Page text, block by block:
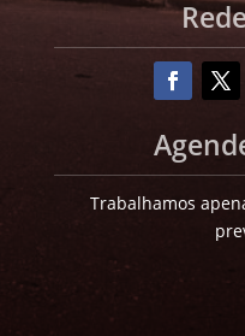
Trabalhamos